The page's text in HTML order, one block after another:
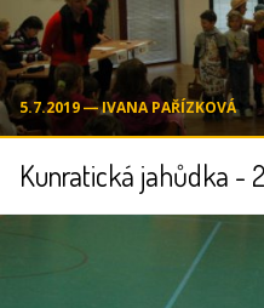
5.7.2019 ― IVANA PAŘÍZKOVÁ
Kunratická jahůdka -